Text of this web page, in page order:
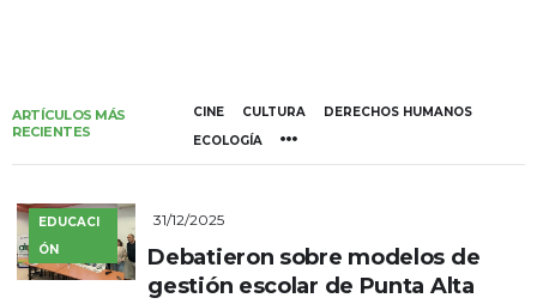
ARTÍCULOS MÁS
RECIENTES
CINE CULTURA
DERECHOS HUMANOS
ECOLOGÍA
EDUCACI
ÓN
31/12/2025
Debatieron sobre modelos de
gestión escolar de Punta Alta